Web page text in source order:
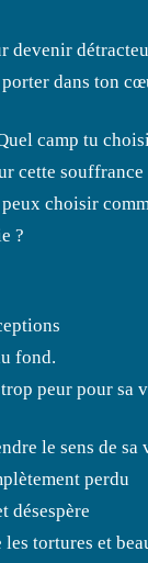
devenir
dans ton
camp tu
cette souffrance
choisir
?
fond.
peur pour sa
le sens de sa
perdu
désespère
tortures et